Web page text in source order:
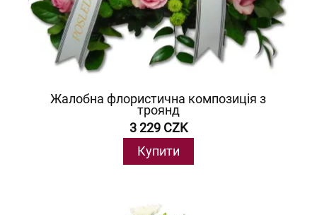
Жалобна флористична композиція з
троянд
3 229 CZK
Купити